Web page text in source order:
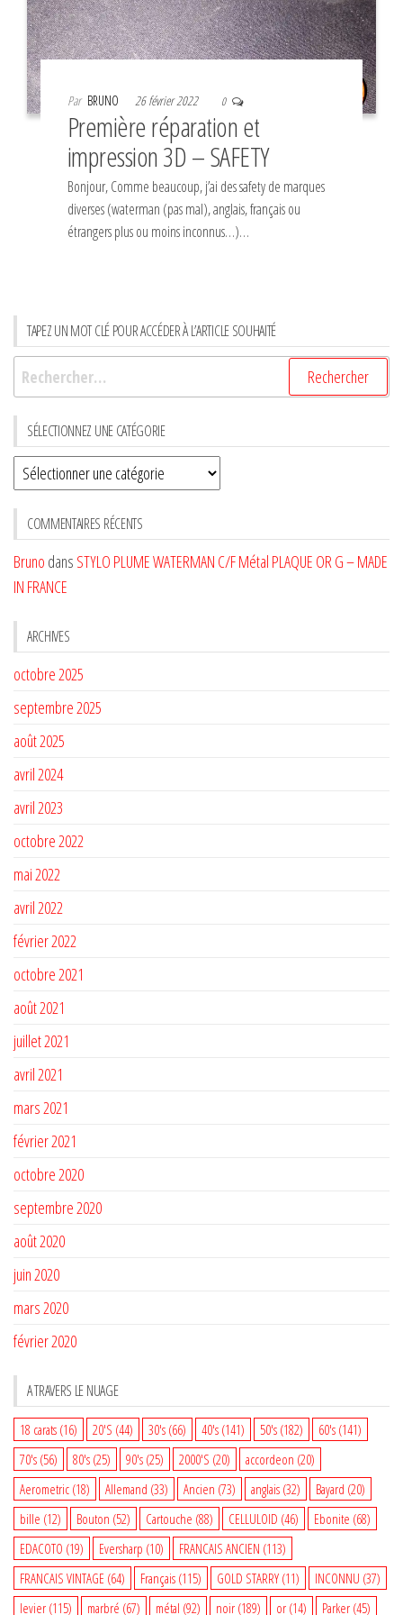
Par BRUNO 26 février 2022 0
Première réparation et
impression 3D – SAFETY
Bonjour, Comme beaucoup, j’ai des safety de marques
diverses (waterman (pas mal), anglais, français ou
étrangers plus ou moins inconnus…)…
TAPEZ UN MOT CLÉ POUR ACCÉDER À L’ARTICLE SOUHAITÉ
Rechercher :
SÉLECTIONNEZ UNE CATÉGORIE
Sélectionnez
une
CATÉGORIE
COMMENTAIRES RÉCENTS
Bruno dans STYLO PLUME WATERMAN C/F Métal PLAQUE OR G – MADE
IN FRANCE
ARCHIVES
octobre 2025
septembre 2025
août 2025
avril 2024
avril 2023
octobre 2022
mai 2022
avril 2022
février 2022
octobre 2021
août 2021
juillet 2021
avril 2021
mars 2021
février 2021
octobre 2020
septembre 2020
août 2020
juin 2020
mars 2020
février 2020
A TRAVERS LE NUAGE
18 carats (16) 20'S (44) 30's (66) 40's (141) 50's (182) 60's (141)
70's (56) 80's (25) 90's (25) 2000'S (20) accordeon (20)
Aerometric (18) Allemand (33) Ancien (73) anglais (32) Bayard (20)
bille (12) Bouton (52) Cartouche (88) CELLULOID (46) Ebonite (68)
EDACOTO (19) Eversharp (10) FRANCAIS ANCIEN (113)
FRANCAIS VINTAGE (64) Français (115) GOLD STARRY (11) INCONNU (37)
levier (115) marbré (67) métal (92) noir (189) or (14) Parker (45)